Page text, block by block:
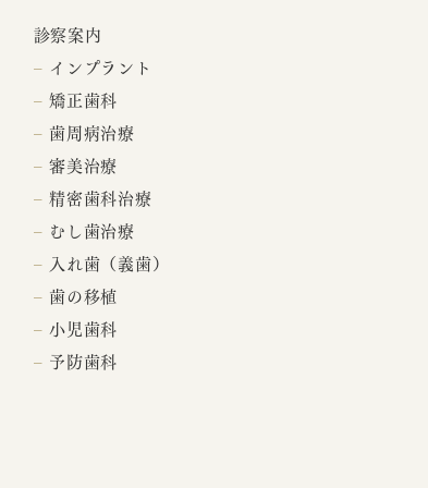
診察案内
– インプラント
– 矯正歯科
– 歯周病治療
– 審美治療
– 精密歯科治療
– むし歯治療
– 入れ歯（義歯）
– 歯の移植
– 小児歯科
– 予防歯科